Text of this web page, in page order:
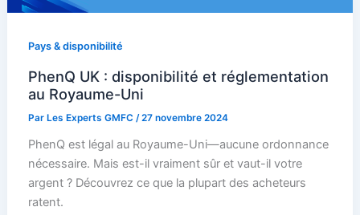
Pays & disponibilité
PhenQ UK : disponibilité et réglementation
au Royaume-Uni
ParLes Experts GMFC/27 novembre 2024
PhenQ est légal au Royaume-Uni—aucune ordonnance
nécessaire. Mais est-il vraiment sûr et vaut-il votre
argent ? Découvrez ce que la plupart des acheteurs
ratent.